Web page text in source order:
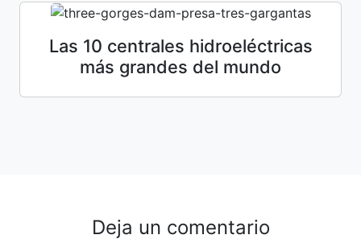
Las 10 centrales hidroeléctricas
más grandes del mundo
Deja un comentario